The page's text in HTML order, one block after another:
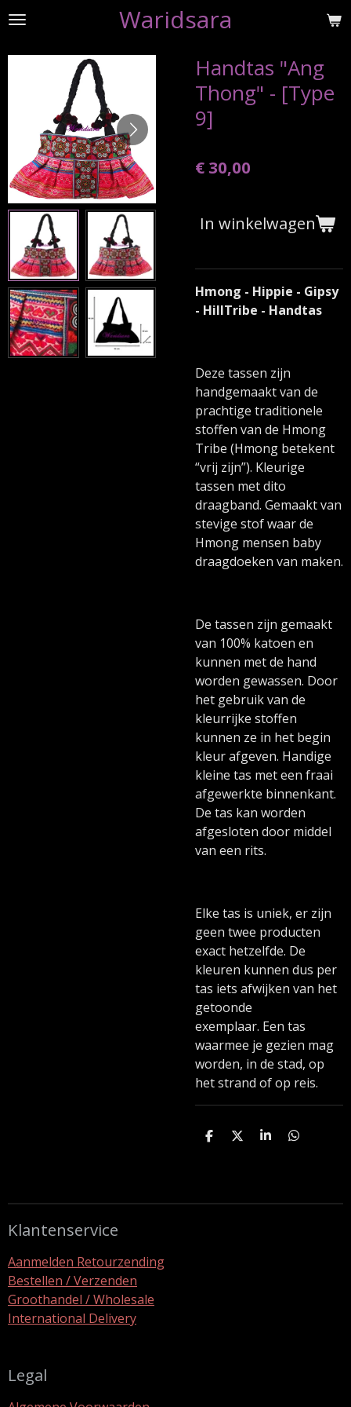
Ga
naar
hoofdinhoud
Waridsara
Handtas "Ang
Thong" - [Type
9]
€ 30,00
In winkelwagen
Hmong - Hippie - Gipsy
- HillTribe - Handtas
Deze tassen zijn
handgemaakt van de
prachtige traditionele
stoffen van de Hmong
Tribe (Hmong betekent
“vrij zijn”). Kleurige
tassen met dito
draagband. Gemaakt van
stevige stof waar de
Hmong mensen baby
draagdoeken van maken.
De tassen zijn gemaakt
van 100% katoen en
kunnen met de hand
worden gewassen. Door
het gebruik van de
kleurrijke stoffen
kunnen ze in het begin
kleur afgeven. Handige
kleine tas met een fraai
afgewerkte binnenkant.
De tas kan worden
afgesloten door middel
van een rits.
Elke tas is uniek, er zijn
geen twee producten
exact hetzelfde. De
kleuren kunnen dus per
tas iets afwijken van het
getoonde
exemplaar. Een tas
waarmee je gezien mag
worden, in de stad, op
het strand of op reis.
D
D
S
D
Klantenservice
Aanmelden Retourzending
Bestellen / Verzenden
Groothandel / Wholesale
International Delivery
Legal